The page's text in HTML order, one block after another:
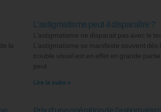
la
L’astigmatisme peut-il disparaître ?
L’astigmatisme ne disparait pas avec le
L’astigmatisme se manifeste souvent dès
trouble visuel est en effet en grande
peut
Lire la suite »
Prix d’une opération de